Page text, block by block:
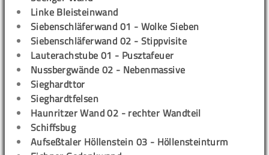
Linke Bleisteinwand
Siebenschläferwand 01 - Wolke Sieben
Siebenschläferwand 02 - Stippvisite
Lauterachstube 01 - Pusztafeuer
Nussbergwände 02 - Nebenmassive
Sieghardttor
Sieghardtfelsen
Haunritzer Wand 02 - rechter Wandteil
Schiffsbug
Aufseßtaler Höllenstein 03 - Höllensteinturm